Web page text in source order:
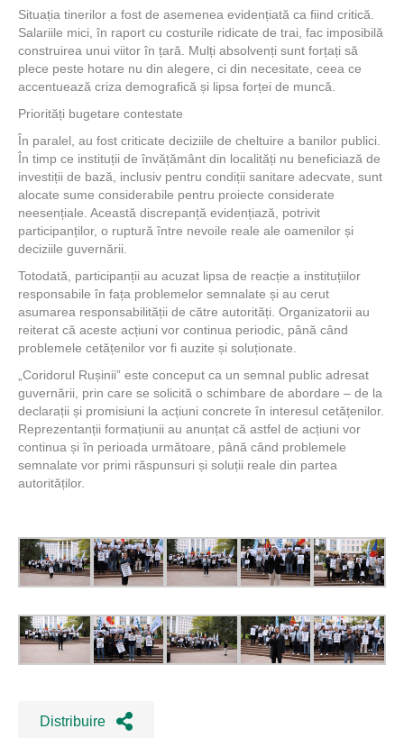
Situația tinerilor a fost de asemenea evidențiată ca fiind critică.
Salariile mici, în raport cu costurile ridicate de trai, fac imposibilă
construirea unui viitor în țară. Mulți absolvenți sunt forțați să
plece peste hotare nu din alegere, ci din necesitate, ceea ce
accentuează criza demografică și lipsa forței de muncă.
Priorități bugetare contestate
În paralel, au fost criticate deciziile de cheltuire a banilor publici.
În timp ce instituții de învățământ din localități nu beneficiază de
investiții de bază, inclusiv pentru condiții sanitare adecvate, sunt
alocate sume considerabile pentru proiecte considerate
neesențiale. Această discrepanță evidențiază, potrivit
participanților, o ruptură între nevoile reale ale oamenilor și
deciziile guvernării.
Totodată, participanții au acuzat lipsa de reacție a instituțiilor
responsabile în fața problemelor semnalate și au cerut
asumarea responsabilității de către autorități. Organizatorii au
reiterat că aceste acțiuni vor continua periodic, până când
problemele cetățenilor vor fi auzite și soluționate.
„Coridorul Rușinii” este conceput ca un semnal public adresat
guvernării, prin care se solicită o schimbare de abordare – de la
declarații și promisiuni la acțiuni concrete în interesul cetățenilor.
Reprezentanții formațiunii au anunțat că astfel de acțiuni vor
continua și în perioada următoare, până când problemele
semnalate vor primi răspunsuri și soluții reale din partea
autorităților.
Distribuire